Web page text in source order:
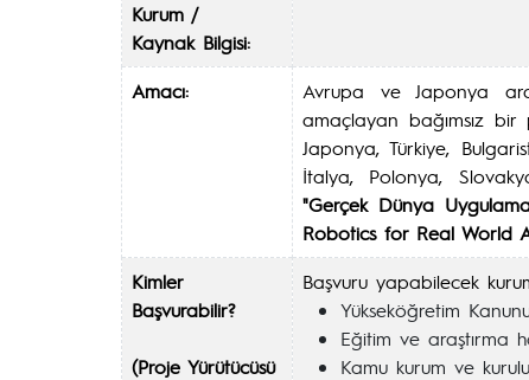
Kurum /
Kaynak Bilgisi:
Amacı:
Avrupa ve Japonya
amaçlayan bağımsız
Japonya, Türkiye,
İtalya, Polonya,
"Gerçek Dünya
Robotics for Real World
Kimler
Başvurabilir?
(Proje Yürütücüsü
Başvuru yapabilecek
Yükseköğretim
Eğitim ve araştırma
Kamu kurum ve